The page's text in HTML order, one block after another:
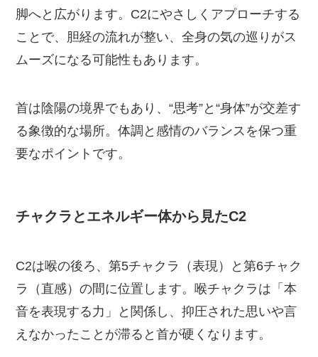
脚へと広がります。C2にやさしくアプローチする
ことで、胆経の流れが整い、全身の気の巡りがス
ムーズになる可能性もあります。
首は陰陽の境界でもあり、“思考”と“身体”が交差す
る象徴的な場所。体調と感情のバランスを保つ重
要なポイントです。
チャクラとエネルギー体から見たC2
C2は喉の後ろ、第5チャクラ（表現）と第6チャク
ラ（直感）の間に位置します。喉チャクラは「本
音を表現する力」と関係し、抑圧された思いや言
えなかったことが滞ると首が硬くなります。